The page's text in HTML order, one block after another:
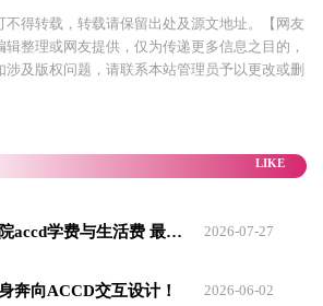
画？我学习的这些对我以后想做的工作
的课程是比较鼓励这种思考方式的，会追
不得转载，转载请保留出处及源文地址。【网友
整理或网友提供，仅为传递更多信息之目的，
涉及版权问题，请联系本站管理员予以更改或删
美国艺术中心设计学院accd学费与生活费 最新全解析 2026-07-27
奔向ACCD交互设计！ 2026-06-02